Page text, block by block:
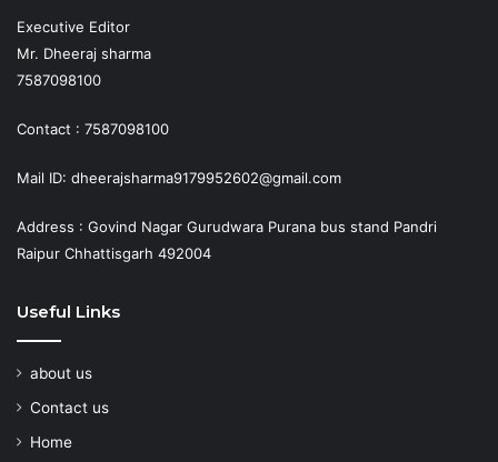
Executive Editor
Mr. Dheeraj sharma
7587098100
Contact : 7587098100
Mail ID: dheerajsharma9179952602@gmail.com
Address : Govind Nagar Gurudwara Purana bus stand Pandri
Raipur Chhattisgarh 492004
Useful Links
about us
Contact us
Home